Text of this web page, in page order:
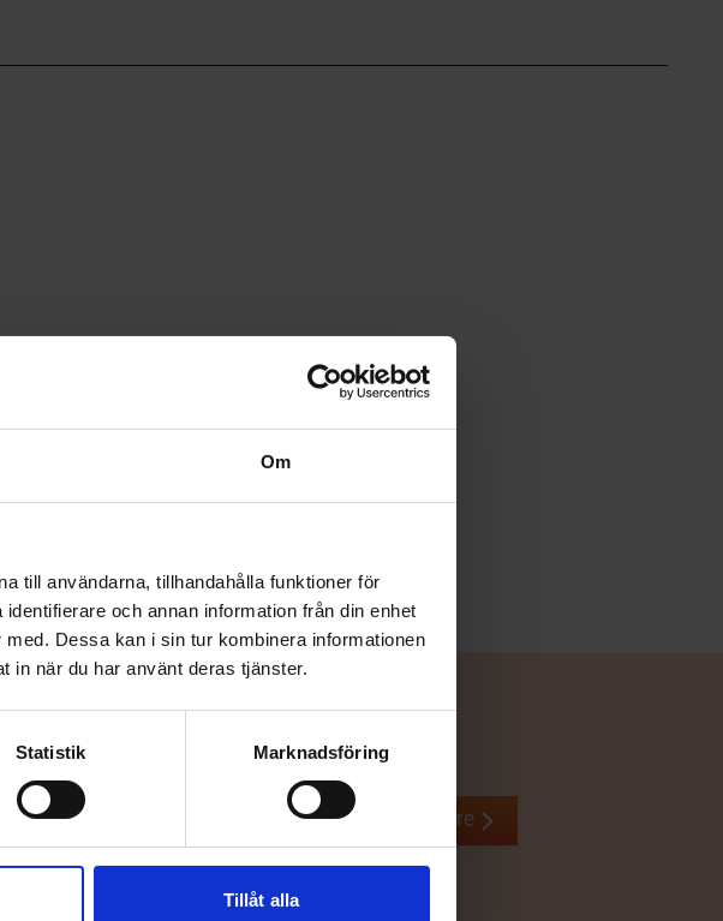
Om
till användarna, tillhandahålla funktioner för
och annan information från din enhet
Dessa kan i sin tur kombinera informationen
in när du har använt deras tjänster.
Statistik Marknadsföring
Tillåt alla
Återförsäljare